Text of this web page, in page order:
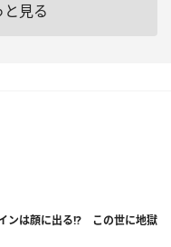
見る
ンは顔に出る!? この世に地獄